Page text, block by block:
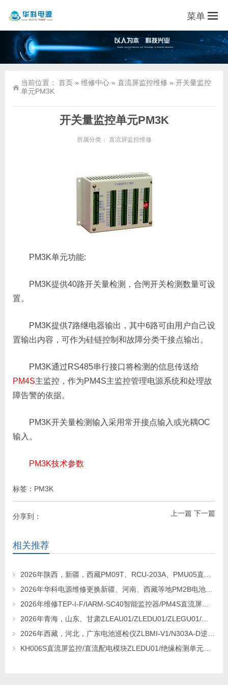
菜单
当前位置： 首页 » 维修中心 » 直流屏监控维修 » 开关量监控
单元PM3K
开关量监控单元PM3K
所属分类： 直流屏监控维修
PM3K单元功能:
PM3K提供40路开关量检测，合闸开关检测数量可设
置。
PM3K提供7路继电器输出，其中6路可由用户自己设
置输出内容，可作为硅链控制和故障分类干接点输出。
PM3K通过RS485串行接口将检测的信息传送给
PM4S主监控，作为PM4S主监控管理电源系统和处理故
障告警的依据。
PM3K开关量检测输入采用常开接点输入或光耦OC
输入。
PM3K技术参数
标签： PM3K
上一篇 下一篇
分享到：
相关推荐
2026年陕西，新疆，西藏PM09T、RCU-203A、PMU05直流屏监控维修及更换请联系华科电源
2026年华科电源维修更换新疆、河南、西藏等地PM2B电池巡检单元，PM2J绝缘检测单元、PSM-T07E 监控
2026年维修TEP-I-F/IARM-SC40智能监控器/PM4S直流屏监控找华科电源
2026年青海，山东、甘肃ZLEAU01/ZLEDU01/ZLEGU01/电池巡检仪ZLBM-12更换及维修
2026年西藏，河北，广东电池巡检仪ZLBMI-V1/N303A-D逆变器/ATC48M30Ⅲ电源模块维修更换
KH006S直流屏监控/直流配电模块ZLEDU01/绝缘检测单元DJY60更换及维修